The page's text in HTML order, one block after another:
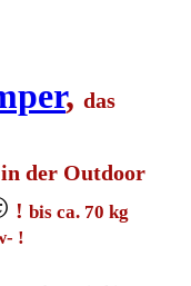
, das
der Outdoor
! bis ca. 70 kg
!